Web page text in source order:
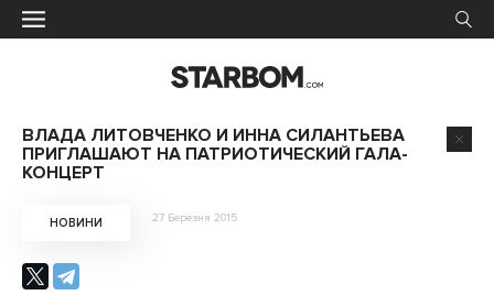
ВЛАДА ЛИТОВЧЕНКО И ИННА СИЛАНТЬЕВА
ПРИГЛАШАЮТ НА ПАТРИОТИЧЕСКИЙ ГАЛА-
КОНЦЕРТ
НОВИНИ 27 Березня 2015